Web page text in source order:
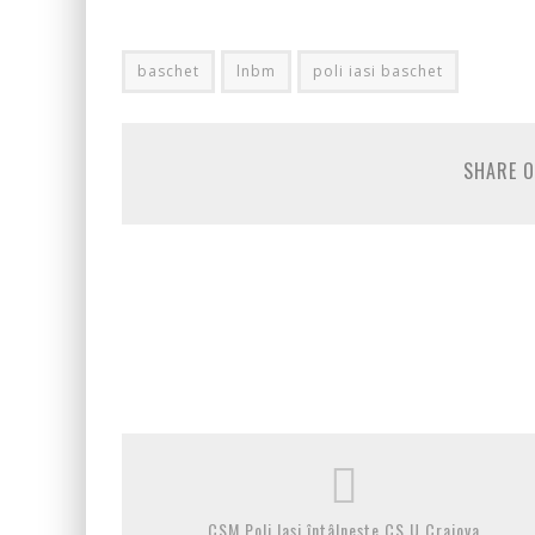
baschet lnbm poli iasi baschet
SHARE
CSM Poli Iași întâlnește CS U Craiova